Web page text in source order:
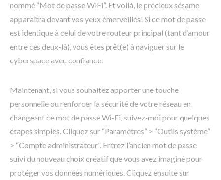
nommé “Mot de passe WiFi”. Et voilà, le précieux sésame
apparaîtra devant vos yeux émerveillés! Si ce mot de passe
est identique à celui de votre routeur principal (tant d’amour
entre ces deux-là), vous êtes prêt(e) à naviguer sur le
cyberspace avec confiance.
Maintenant, si vous souhaitez apporter une touche
personnelle ou renforcer la sécurité de votre réseau en
changeant ce mot de passe Wi-Fi, suivez-moi pour quelques
étapes simples. Cliquez sur “Paramètres” > “Outils système”
> “Compte administrateur”. Entrez l’ancien mot de passe
suivi du nouveau choix créatif que vous avez imaginé pour
protéger vos données numériques. Cliquez ensuite sur